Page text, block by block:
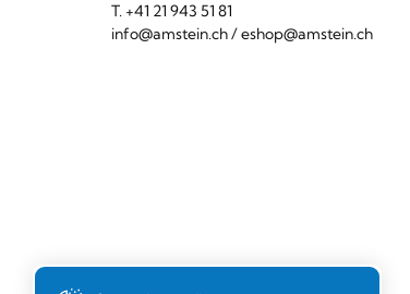
T. +41 21 943 51 81
info@amstein.ch/eshop@amstein.ch